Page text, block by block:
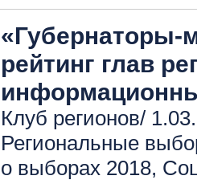
рейтинг глав
Клуб регионов/
Региональные
о выборах 2018,